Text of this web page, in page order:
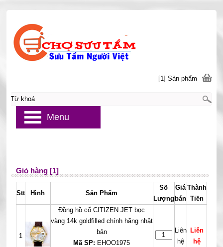
Giỏ hàng [1]
Stt Hình Sản Phẩm
Số
Lượng
Giá
bán
Thành
Tiền
1
Đồng hồ cổ CITIZEN JET bọc
vàng 14k goldfilled chính hãng nhật
bản
Mã SP: EHOO1975
Liên
hệ
Liên
hệ
[1] Sản phẩm
Menu